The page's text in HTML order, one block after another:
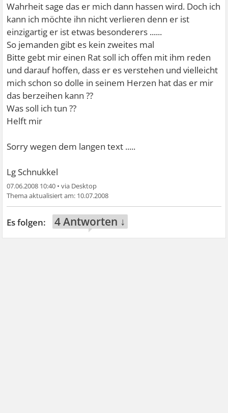
Wahrheit sage das er mich dann hassen wird. Doch ich
kann ich möchte ihn nicht verlieren denn er ist
einzigartig er ist etwas besonderers ......
So jemanden gibt es kein zweites mal
Bitte gebt mir einen Rat soll ich offen mit ihm reden
und darauf hoffen, dass er es verstehen und vielleicht
mich schon so dolle in seinem Herzen hat das er mir
das berzeihen kann ??
Was soll ich tun ??
Helft mir
Sorry wegen dem langen text .....
Lg Schnukkel
07.06.2008 10:40 •
10.07.2008
4 Antworten ↓